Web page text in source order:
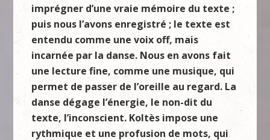
imprégner d’une vraie mémoire du texte ;
puis nous l’avons enregistré ; le texte est
entendu comme une voix off, mais
incarnée par la danse. Nous en avons fait
une lecture fine, comme une musique, qui
permet de passer de l’oreille au regard. La
danse dégage l’énergie, le non-dit du
texte, l’inconscient. Koltès impose une
rythmique et une profusion de mots, qui